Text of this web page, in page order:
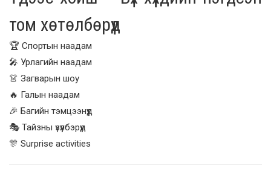
том хөтөлбөрүүд
🏆 Спортын наадам
🎤 Урлагийн наадам
👗 Загварын шоу
🔥 Галын наадам
🎉 Багийн тэмцээнүүд
🎭 Тайзны үзүүлбэрүүд
🎊 Surprise activities